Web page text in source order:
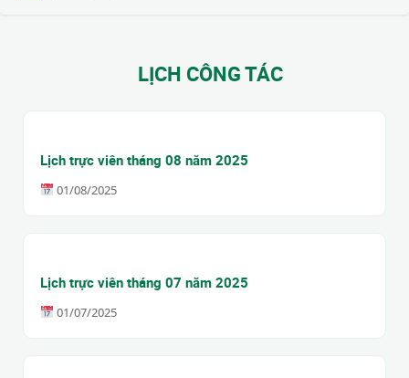
LỊCH CÔNG TÁC
Lịch trực viên tháng 08 năm 2025
01/08/2025
Lịch trực viên tháng 07 năm 2025
01/07/2025